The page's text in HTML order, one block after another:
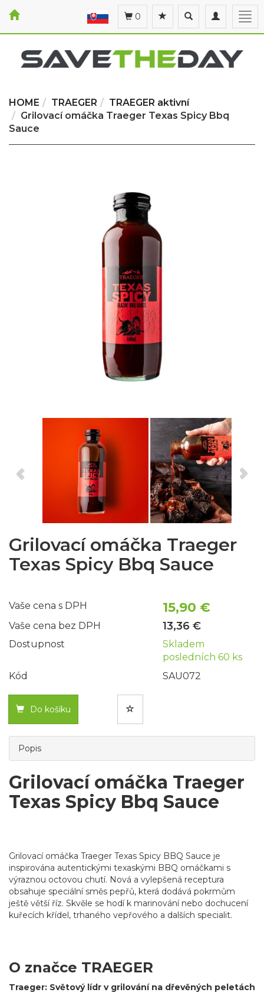
Toggle
navigation
Toggle
search
0
HOME TRAEGER
TRAEGER aktivní
Grilovací omáčka Traeger Texas Spicy Bbq
Sauce
Grilovací omáčka Traeger
Texas Spicy Bbq Sauce
Vaše cena s DPH 15,90 €
Vaše cena bez DPH 13,36 €
Dostupnost
Skladem
posledních 60 ks
Kód
SAU072
Do košíku
Popis
Grilovací omáčka Traeger
Texas Spicy Bbq Sauce
Grilovací omáčka Traeger Texas Spicy BBQ Sauce je
inspirována autentickými texaskými BBQ omáčkami s
výraznou octovou chutí. Nová a vylepšená receptura
obsahuje speciální směs pepřů, která dodává pokrmům
ještě větší říz. Skvěle se hodí k marinování nebo dochucení
kuřecích křídel, trhaného vepřového a dalších specialit.
O značce TRAEGER
Traeger: Světový lídr v grilování na dřevěných peletách